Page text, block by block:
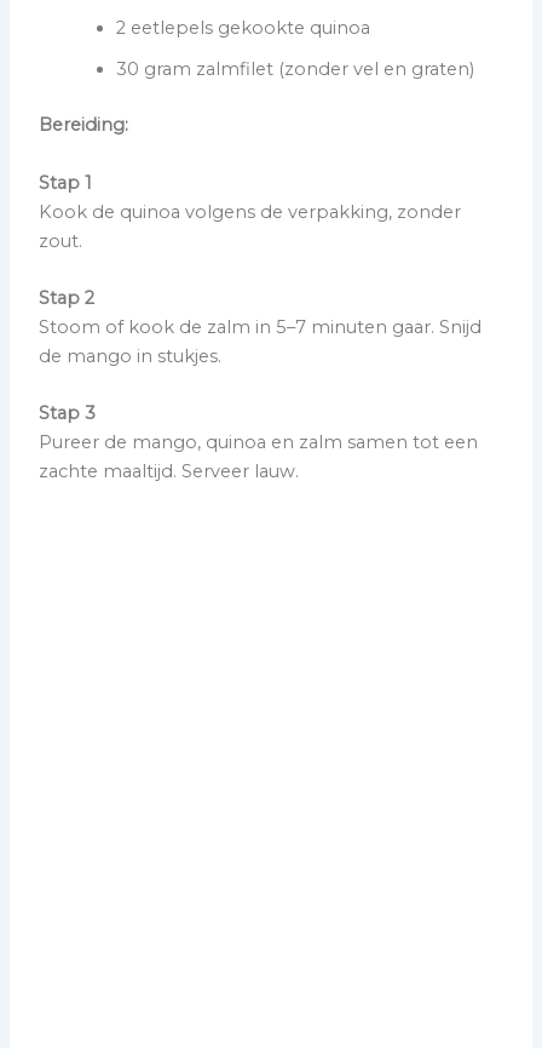
2 eetlepels gekookte quinoa
30 gram zalmfilet (zonder vel en graten)
Bereiding:
Stap 1
Kook de quinoa volgens de verpakking, zonder
zout.
Stap 2
Stoom of kook de zalm in 5–7 minuten gaar. Snijd
de mango in stukjes.
Stap 3
Pureer de mango, quinoa en zalm samen tot een
zachte maaltijd. Serveer lauw.